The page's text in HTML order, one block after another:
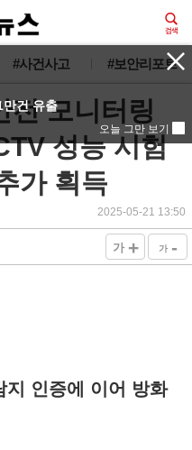
#사건사고 #보안리포트
전 모니터링
성능 시험
가 획득
2025-05-21 13:50
가 + 가 -
지 인증에 이어 방화
만건 유출
오늘 그만 보기